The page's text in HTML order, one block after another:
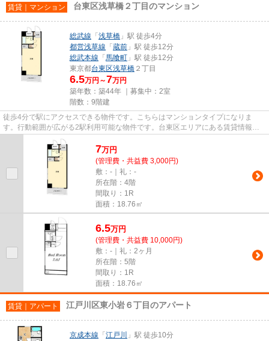
賃貸｜マンション 台東区浅草橋２丁目のマンション
総武線 「 浅草橋 」駅 徒歩4分
都営浅草線 「 蔵前 」駅 徒歩12分
総武本線 「 馬喰町 」駅 徒歩12分
東京都台東区浅草橋 ２丁目
6.5万円～7万円
築年数：築44年 ｜募集中： 2室
階数：9階建
徒歩4分で駅にアクセスできる物件です。こちらはマンションタイプになりま
す。行動範囲が広がる2駅利用可能な物件です。台東区エリアにある賃貸情報の
ことなら、地域に密着した当社へ...
7万円
(管理費・共益費 3,000円)
敷：-｜礼：-
所在階：4階
間取り：1R
面積：18.76㎡
6.5万円
(管理費・共益費 10,000円)
敷：-｜礼：2ヶ月
所在階：5階
間取り：1R
面積：18.76㎡
賃貸｜アパート 江戸川区東小岩６丁目のアパート
京成本線 「 江戸川 」駅 徒歩10分